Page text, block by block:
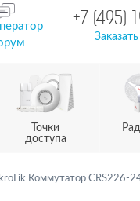
+7 (495)
Точки
доступа
Коммутатор CRS226-